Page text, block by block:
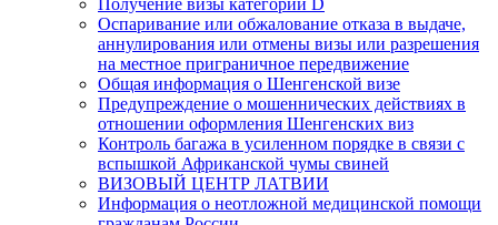
Получение визы категории D
Оспаривание или обжалование отказа в выдаче,
аннулирования или отмены визы или разрешения
на местное приграничное передвижение
Общая информация о Шенгенской визе
Предупреждение о мошеннических действиях в
отношении оформления Шенгенских виз
Контроль багажа в усиленном порядке в связи с
вспышкой Африканской чумы свиней
ВИЗОВЫЙ ЦЕНТР ЛАТВИИ
Информация о неотложной медицинской помощи